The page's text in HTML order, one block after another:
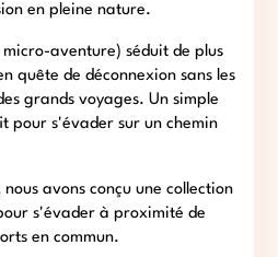
en pleine nature.
aventure) séduit de plus
quête de déconnexion sans les
grands voyages. Un simple
pour s'évader sur un chemin
avons conçu une collection
s'évader à proximité de
en commun.